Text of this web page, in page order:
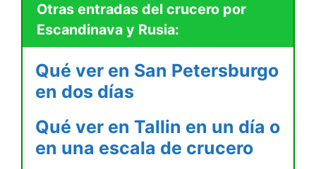
Otras entradas del crucero por
Escandinava y Rusia:
Qué ver en San Petersburgo
en dos días
Qué ver en Tallin en un día o
en una escala de crucero